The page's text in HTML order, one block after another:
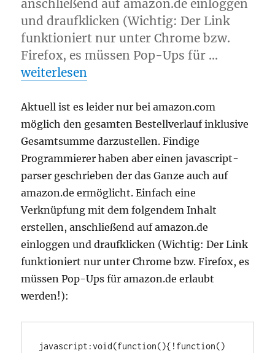
anschließend auf amazon.de einloggen
und draufklicken (Wichtig: Der Link
funktioniert nur unter Chrome bzw.
Firefox, es müssen Pop-Ups für …
„Gesamte Amazon-Ausgaben anzeigen“
weiterlesen
Aktuell ist es leider nur bei amazon.com
möglich den gesamten Bestellverlauf inklusive
Gesamtsumme darzustellen. Findige
Programmierer haben aber einen javascript-
parser geschrieben der das Ganze auch auf
amazon.de ermöglicht. Einfach eine
Verknüpfung mit dem folgendem Inhalt
erstellen, anschließend auf amazon.de
einloggen und draufklicken (Wichtig: Der Link
funktioniert nur unter Chrome bzw. Firefox, es
müssen Pop-Ups für amazon.de erlaubt
werden!):
javascript :void(function(){!function()